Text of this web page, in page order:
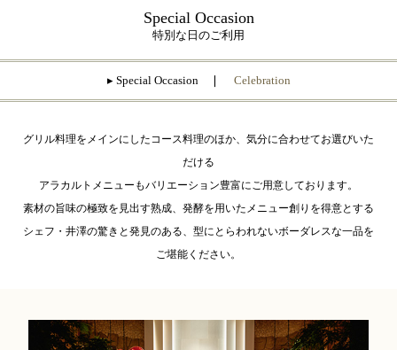
Special Occasion
特別な日のご利用
▸ Special Occasion ❘ Celebration
グリル料理をメインにしたコース料理のほか、気分に合わせてお選びいた
だける
アラカルトメニューもバリエーション豊富にご用意しております。
素材の旨味の極致を見出す熟成、発酵を用いたメニュー創りを得意とする
シェフ・井澤の驚きと発見のある、型にとらわれないボーダレスな一品を
ご堪能ください。